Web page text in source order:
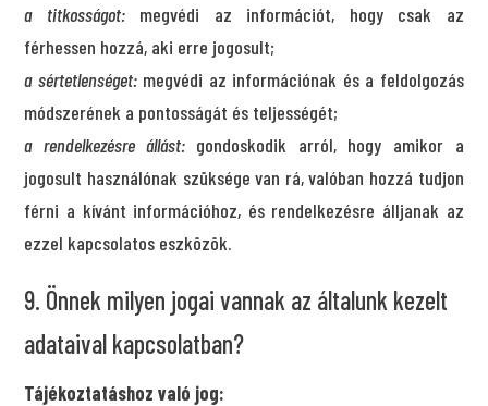
a titkosságot:megvédi az információt, hogy csak az
férhessen hozzá, aki erre jogosult;
a sértetlenséget:megvédi az információnak és a feldolgozás
módszerének a pontosságát és teljességét;
a rendelkezésre állást:gondoskodik arról, hogy amikor a
jogosult használónak szüksége van rá, valóban hozzá tudjon
férni a kívánt információhoz, és rendelkezésre álljanak az
ezzel kapcsolatos eszközök.
9. Önnek milyen jogai vannak az általunk kezelt
adataival kapcsolatban?
Tájékoztatáshoz való jog: